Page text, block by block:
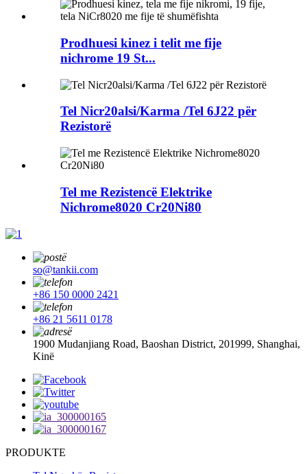
Prodhuesi kinez i telit me fije
nichrome 19 St...
Tel Nicr20alsi/Karma /Tel 6J22 për
Rezistorë
Tel me Rezistencë Elektrike
Nichrome8020 Cr20Ni80
so@tankii.com
+86 150 0000 2421
+86 21 5611 0178
1900 Mudanjiang Road, Baoshan District, 201999, Shanghai,
Kinë
PRODUKTE